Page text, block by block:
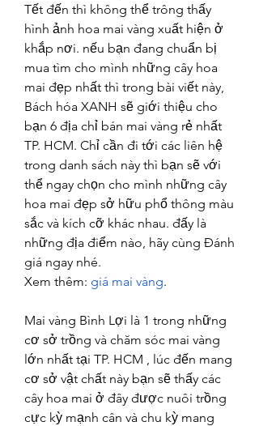
Tết đến thì không thể trông thấy
hình ảnh hoa mai vàng xuất hiện ở
khắp nơi. nếu bạn đang chuẩn bị
mua tìm cho mình những cây hoa
mai đẹp nhất thì trong bài viết này,
Bách hóa XANH sẽ giới thiệu cho
bạn 6 địa chỉ bán mai vàng rẻ nhất
TP. HCM. Chỉ cần đi tới các liên hệ
trong danh sách này thì bạn sẽ với
thể ngay chọn cho mình những cây
hoa mai đẹp sở hữu phổ thông màu
sắc và kích cỡ khác nhau. đấy là
những địa điểm nào, hãy cùng Đánh
giá ngay nhé.
Xem thêm: giá mai vàng.
Mai vàng Bình Lợi là 1 trong những
cơ sở trồng và chăm sóc mai vàng
lớn nhất tại TP. HCM , lúc đến mang
cơ sở vật chất này bạn sẽ thấy các
cây hoa mai ở đây được nuôi trồng
cực kỳ mạnh cân và chu kỳ mang